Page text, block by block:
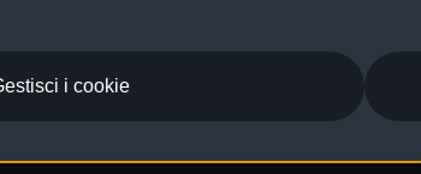
e componenti principali in ottimo
ufficiale Audi che offre l’usato
e coperto da garanzia fino a 4
i cookie